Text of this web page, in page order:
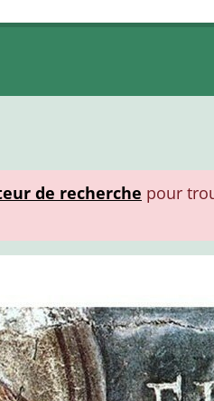
de recherche pour